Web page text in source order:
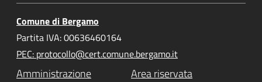
Comune di Bergamo
Partita IVA: 00636460164
PEC: protocollo@cert.comune.bergamo.it
Amministrazione
Area riservata